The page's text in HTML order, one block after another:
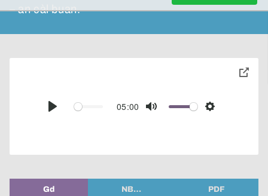
– an càl buan.
Play
05:00
Mute Settings
toggle
Gd NB… PDF